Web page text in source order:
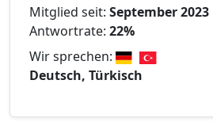
Mitglied seit: September 2023
Antwortrate: 22%
Wir sprechen:
Deutsch, Türkisch